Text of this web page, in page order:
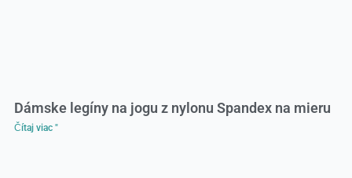
Dámske legíny na jogu z nylonu Spandex na mieru
Čítaj viac "